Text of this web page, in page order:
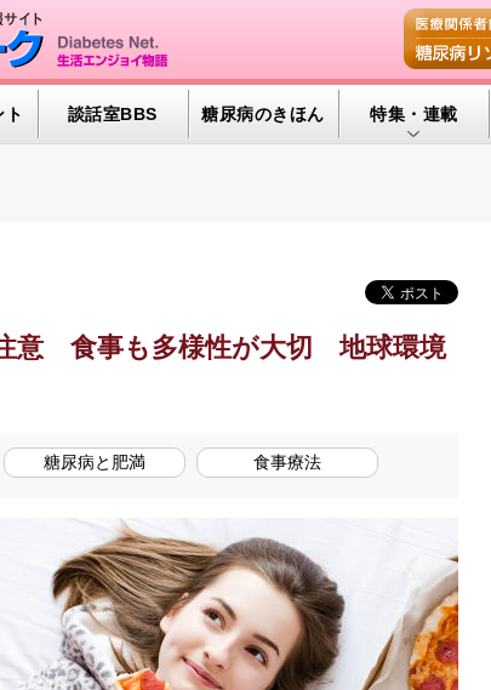
ト 談話室BBS 糖尿病のきほん 特集・連載
特集・連載 一覧へ
意 食事も多様性が大切 地球環境
糖尿病と肥満 食事療法